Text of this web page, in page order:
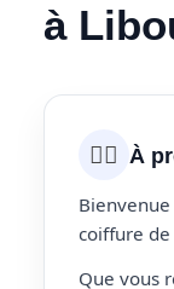
à
💇‍♀️ À
Bienvenue
coiffure
Que vous